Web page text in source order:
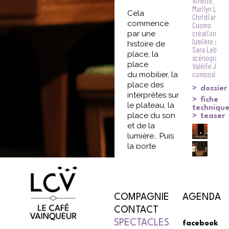
COMPAGNIE
AGENDA
CONTACT
SPECTACLES
facebook
Cela
commence
par une
histoire de
place, la
place
du mobilier, la
place des
interprètes sur
le plateau, la
place du son
et de la
lumière… Puis
la porte
dans ce salon,
symbole du
milieu
Marilyn Leray,
Christian
Cuomo
création
lumière :
Sara
Valérie Jung
composition
Rachel
création
son :
Olivier Renet
régie
générale :
Pierre-
Yves Chouin
régie
Cuomo, Jean
Thierry
dossier
fiche
technique
teaser